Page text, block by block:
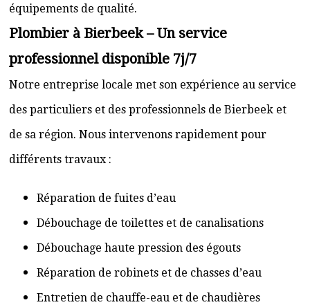
équipements de qualité.
Plombier à Bierbeek – Un service
professionnel disponible 7j/7
Notre entreprise locale met son expérience au service
des particuliers et des professionnels de Bierbeek et
de sa région. Nous intervenons rapidement pour
différents travaux :
Réparation de fuites d’eau
Débouchage de toilettes et de canalisations
Débouchage haute pression des égouts
Réparation de robinets et de chasses d’eau
Entretien de chauffe-eau et de chaudières